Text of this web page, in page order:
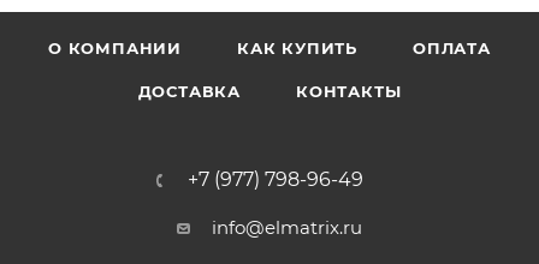
О КОМПАНИИ КАК КУПИТЬ ОПЛАТА
ДОСТАВКА КОНТАКТЫ
+7 (977) 798-96-49
info@elmatrix.ru